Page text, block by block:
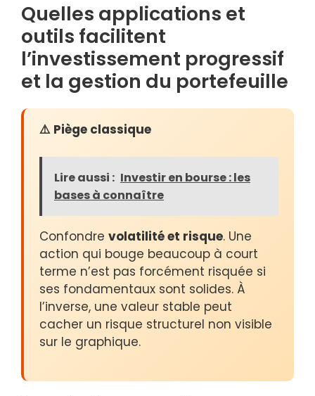
Quelles applications et
outils facilitent
l’investissement progressif
et la gestion du portefeuille
⚠️ Piège classique
Lire aussi : Investir en bourse : les
bases à connaître
Confondre volatilité et risque. Une
action qui bouge beaucoup à court
terme n’est pas forcément risquée si
ses fondamentaux sont solides. À
l’inverse, une valeur stable peut
cacher un risque structurel non visible
sur le graphique.